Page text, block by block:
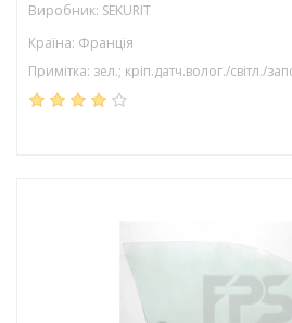
Виробник: SEKURIT
Країна: Франція